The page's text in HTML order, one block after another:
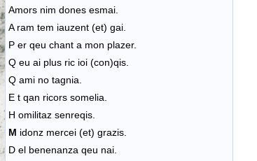
Amors nim dones esmai.
A ram tem iauzent (et) gai.
P er qeu chant a mon plazer.
Q eu ai plus ric ioi (con)qis.
Q ami no tagnia.
E t qan ricors somelia.
H omilitaz senreqis.
M idonz mercei (et) grazis.
D el benenanza qeu nai.